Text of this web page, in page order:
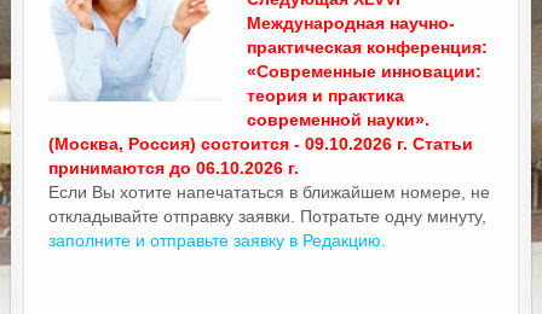
Международная научно-
практическая конференция:
«Современные инновации:
теория и практика
современной науки».
(Москва, Россия) состоится - 09.10.2026 г. Статьи
принимаются до 06.10.2026 г.
Если Вы хотите напечататься в ближайшем номере, не
откладывайте отправку заявки. Потратьте одну минуту,
заполните и отправьте заявку в Редакцию.